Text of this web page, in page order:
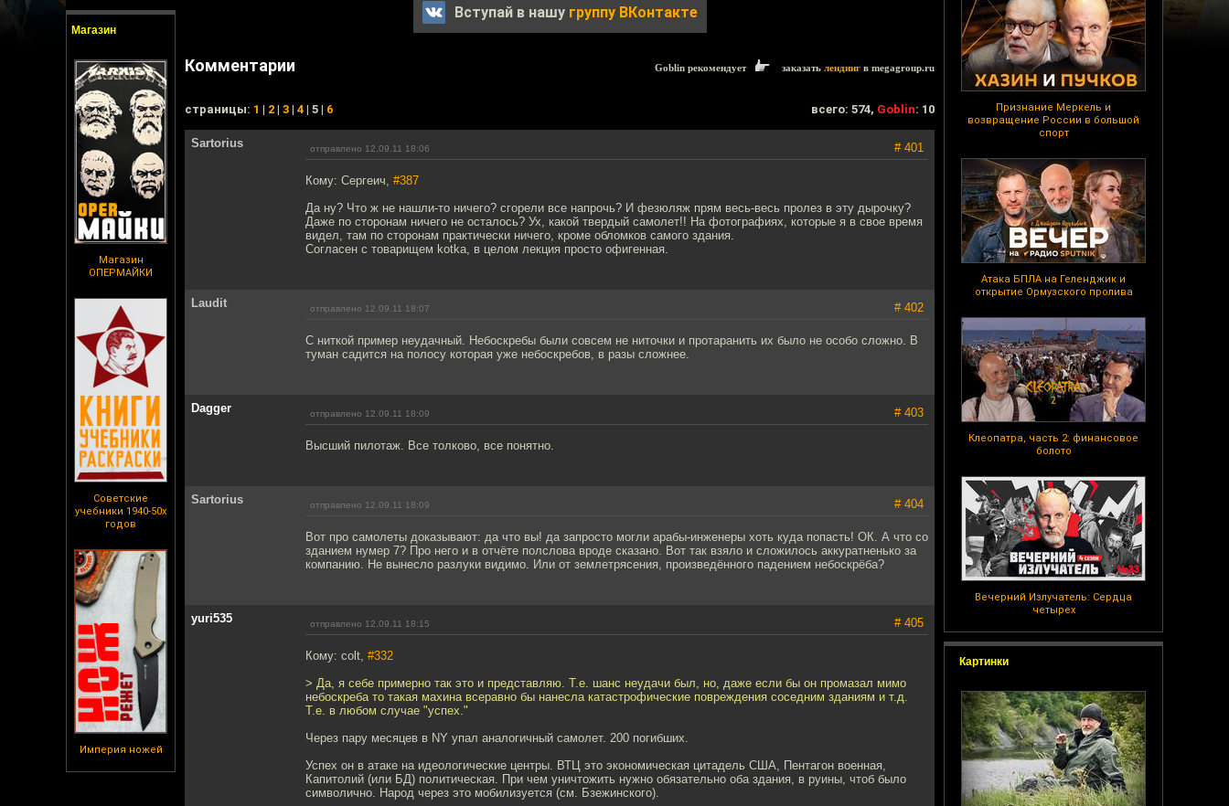
Магазин
Магазин
ОПЕРМАЙКИ
Советские
учебники 1940-50х
годов
Империя ножей
Признание Меркель и
возвращение России в большой
спорт
Атака БПЛА на Геленджик и
открытие Ормузского пролива
Клеопатра, часть 2: финансовое
болото
Вечерний Излучатель: Сердца
четырех
Картинки
Вступай в нашу группу ВКонтакте
Комментарии Goblin рекомендует заказать лендинг в megagroup.ru
cтраницы: 1 | 2 | 3 | 4 | 5 | 6 всего: 574, Goblin: 10
Sartorius отправлено 12.09.11 18:06 # 401
Кому: Сергеич, #387
Да ну? Что ж не нашли-то ничего? сгорели все напрочь? И фезюляж прям весь-весь пролез в эту дырочку?
Даже по сторонам ничего не осталось? Ух, какой твердый самолет!! На фотографиях, которые я в свое время
видел, там по сторонам практически ничего, кроме обломков самого здания.
Согласен с товарищем kotka, в целом лекция просто офигенная.
Laudit отправлено 12.09.11 18:07 # 402
С ниткой пример неудачный. Небоскребы были совсем не ниточки и протаранить их было не особо сложно. В
туман садится на полосу которая уже небоскребов, в разы сложнее.
Dagger отправлено 12.09.11 18:09 # 403
Высший пилотаж. Все толково, все понятно.
Sartorius отправлено 12.09.11 18:09 # 404
Вот про самолеты доказывают: да что вы! да запросто могли арабы-инженеры хоть куда попасть! ОК. А что со
зданием нумер 7? Про него и в отчёте полслова вроде сказано. Вот так взяло и сложилось аккуратненько за
компанию. Не вынесло разлуки видимо. Или от землетрясения, произведённого падением небоскрёба?
yuri535 отправлено 12.09.11 18:15 # 405
Кому: colt, #332
> Да, я себе примерно так это и представляю. Т.е. шанс неудачи был, но, даже если бы он промазал мимо
небоскреба то такая махина всеравно бы нанесла катастрофические повреждения соседним зданиям и т.д.
Т.е. в любом случае "успех."
Через пару месяцев в NY упал аналогичный самолет. 200 погибших.
Успех он в атаке на идеологические центры. ВТЦ это экономическая цитадель США, Пентагон военная,
Капитолий (или БД) политическая. При чем уничтожить нужно обязательно оба здания, в руины, чтоб было
символично. Народ через это мобилизуется (см. Бзежинского).